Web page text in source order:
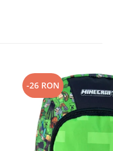
-26 RON